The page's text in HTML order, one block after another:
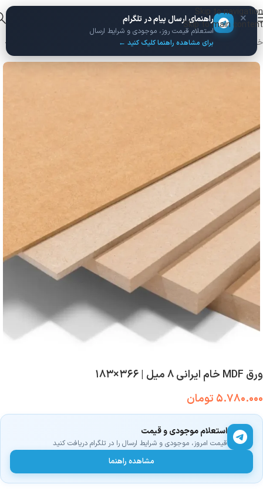
Skip to navigation
Skip to main content
خانه
/MDF خام
ورق MDF خام ایرانی ۸ میل | ۳۶۶×۱۸۳
۵.۷۸۰.۰۰۰ تومان
استعلام موجودی و قیمت
قیمت امروز، موجودی و شرایط ارسال را در تلگرام دریافت کنید
مشاهده راهنما
× راهنمای ارسال پیام در تلگرام
استعلام قیمت روز، موجودی و شرایط ارسال
برای مشاهده راهنما کلیک کنید ←